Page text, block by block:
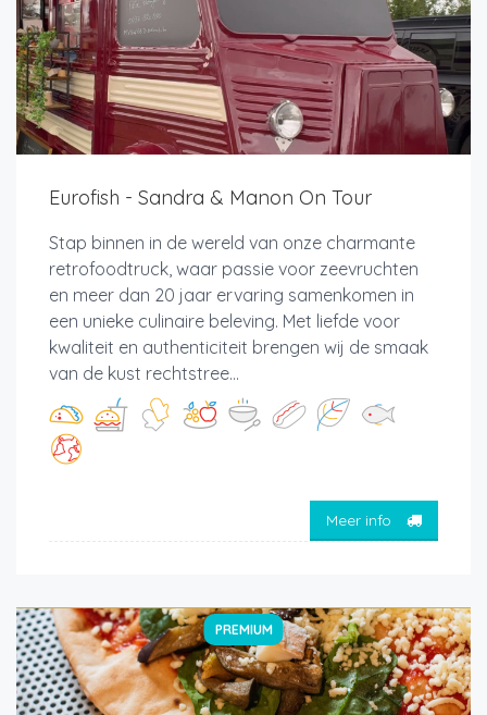
Eurofish - Sandra & Manon On Tour
Stap binnen in de wereld van onze charmante
retrofoodtruck, waar passie voor zeevruchten
en meer dan 20 jaar ervaring samenkomen in
een unieke culinaire beleving. Met liefde voor
kwaliteit en authenticiteit brengen wij de smaak
van de kust rechtstree...
Meer info
PREMIUM